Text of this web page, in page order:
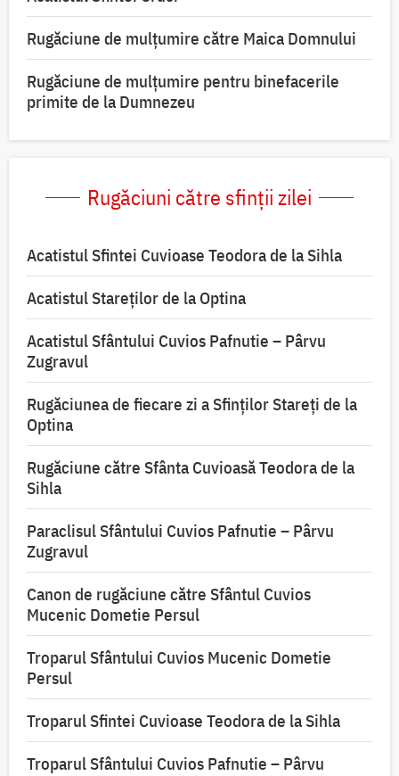
Rugăciune de mulţumire către Maica Domnului
Rugăciune de mulțumire pentru binefacerile
primite de la Dumnezeu
Rugăciuni către sfinții zilei
Acatistul Sfintei Cuvioase Teodora de la Sihla
Acatistul Stareţilor de la Optina
Acatistul Sfântului Cuvios Pafnutie – Pârvu
Zugravul
Rugăciunea de fiecare zi a Sfinților Stareți de la
Optina
Rugăciune către Sfânta Cuvioasă Teodora de la
Sihla
Paraclisul Sfântului Cuvios Pafnutie – Pârvu
Zugravul
Canon de rugăciune către Sfântul Cuvios
Mucenic Dometie Persul
Troparul Sfântului Cuvios Mucenic Dometie
Persul
Troparul Sfintei Cuvioase Teodora de la Sihla
Troparul Sfântului Cuvios Pafnutie – Pârvu